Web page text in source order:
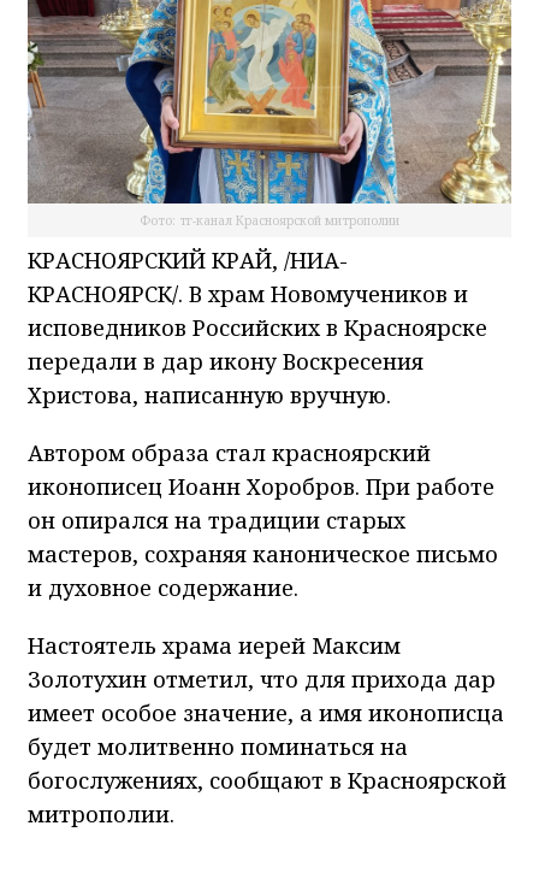
Фото: тг-канал Красноярской митрополии
КРАСНОЯРСКИЙ КРАЙ, /НИА-
КРАСНОЯРСК/. В храм Новомучеников и
исповедников Российских в Красноярске
передали в дар икону Воскресения
Христова, написанную вручную.
Автором образа стал красноярский
иконописец Иоанн Хоробров. При работе
он опирался на традиции старых
мастеров, сохраняя каноническое письмо
и духовное содержание.
Настоятель храма иерей Максим
Золотухин отметил, что для прихода дар
имеет особое значение, а имя иконописца
будет молитвенно поминаться на
богослужениях, сообщают в Красноярской
митрополии.